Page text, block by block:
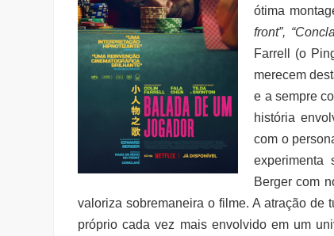
ótima
front”,
Farrell (o
merecem
e a sempre
história
com o
experimenta
Berger com
valoriza sobremaneira o filme. A atração de
próprio cada vez mais envolvido em um